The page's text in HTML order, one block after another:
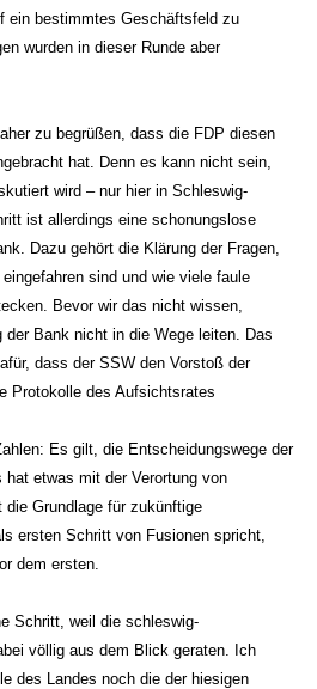
ein bestimmtes Geschäftsfeld zu
wurden in dieser Runde aber
zu begrüßen, dass die FDP diesen
hat. Denn es kann nicht sein,
wird – nur hier in Schleswig-
ist allerdings eine schonungslose
Dazu gehört die Klärung der Fragen,
sind und wie viele faule
Bevor wir das nicht wissen,
der Bank nicht in die Wege leiten. Das
dass der SSW den Vorstoß der
Protokolle des Aufsichtsrates
Es gilt, die Entscheidungswege der
hat etwas mit der Verortung von
Grundlage für zukünftige
ersten Schritt von Fusionen spricht,
dem ersten.
Schritt, weil die schleswig-
völlig aus dem Blick geraten. Ich
des Landes noch die der hiesigen